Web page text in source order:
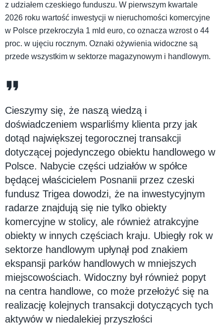
z udziałem czeskiego funduszu. W pierwszym kwartale
2026 roku wartość inwestycji w nieruchomości komercyjne
w Polsce przekroczyła 1 mld euro, co oznacza wzrost o 44
proc. w ujęciu rocznym. Oznaki ożywienia widoczne są
przede wszystkim w sektorze magazynowym i handlowym.
Cieszymy się, że naszą wiedzą i
doświadczeniem wsparliśmy klienta przy jak
dotąd największej tegorocznej transakcji
dotyczącej pojedynczego obiektu handlowego w
Polsce. Nabycie części udziałów w spółce
będącej właścicielem Posnanii przez czeski
fundusz Trigea dowodzi, że na inwestycyjnym
radarze znajdują się nie tylko obiekty
komercyjne w stolicy, ale również atrakcyjne
obiekty w innych częściach kraju. Ubiegły rok w
sektorze handlowym upłynął pod znakiem
ekspansji parków handlowych w mniejszych
miejscowościach. Widoczny był również popyt
na centra handlowe, co może przełożyć się na
realizację kolejnych transakcji dotyczących tych
aktywów w niedalekiej przyszłości